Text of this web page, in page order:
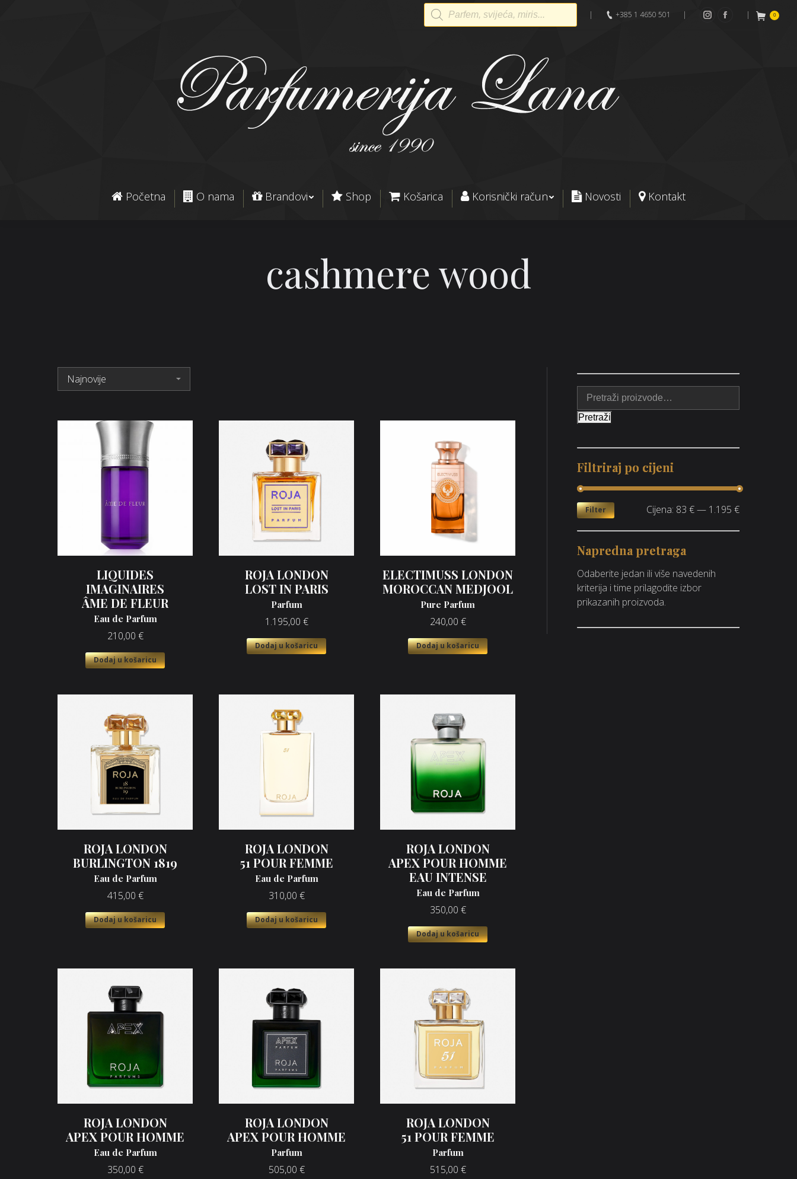
Products
search
| +385 1 4650 501 |
Instagram
Facebook
| 0
Početna O nama Brandovi Shop Košarica Korisnički račun Novosti Kontakt
cashmere wood
LIQUIDES
IMAGINAIRES
ÂME DE FLEUR
Eau de Parfum
210,00 €
Dodaj u košaricu
ROJA LONDON
LOST IN PARIS
Parfum
1.195,00 €
Dodaj u košaricu
ELECTIMUSS LONDON
MOROCCAN MEDJOOL
Pure Parfum
240,00 €
Dodaj u košaricu
ROJA LONDON
BURLINGTON 1819
Eau de Parfum
415,00 €
Dodaj u košaricu
ROJA LONDON
51 POUR FEMME
Eau de Parfum
310,00 €
Dodaj u košaricu
ROJA LONDON
APEX POUR HOMME
EAU INTENSE
Eau de Parfum
350,00 €
Dodaj u košaricu
ROJA LONDON
APEX POUR HOMME
Eau de Parfum
350,00 €
ROJA LONDON
APEX POUR HOMME
Parfum
505,00 €
ROJA LONDON
51 POUR FEMME
Parfum
515,00 €
Pretraži
Filtriraj po cijeni
Filter Cijena: 83 €— 1.195 €
Napredna pretraga
Odaberite jedan ili više navedenih
kriterija i time prilagodite izbor
prikazanih proizvoda.